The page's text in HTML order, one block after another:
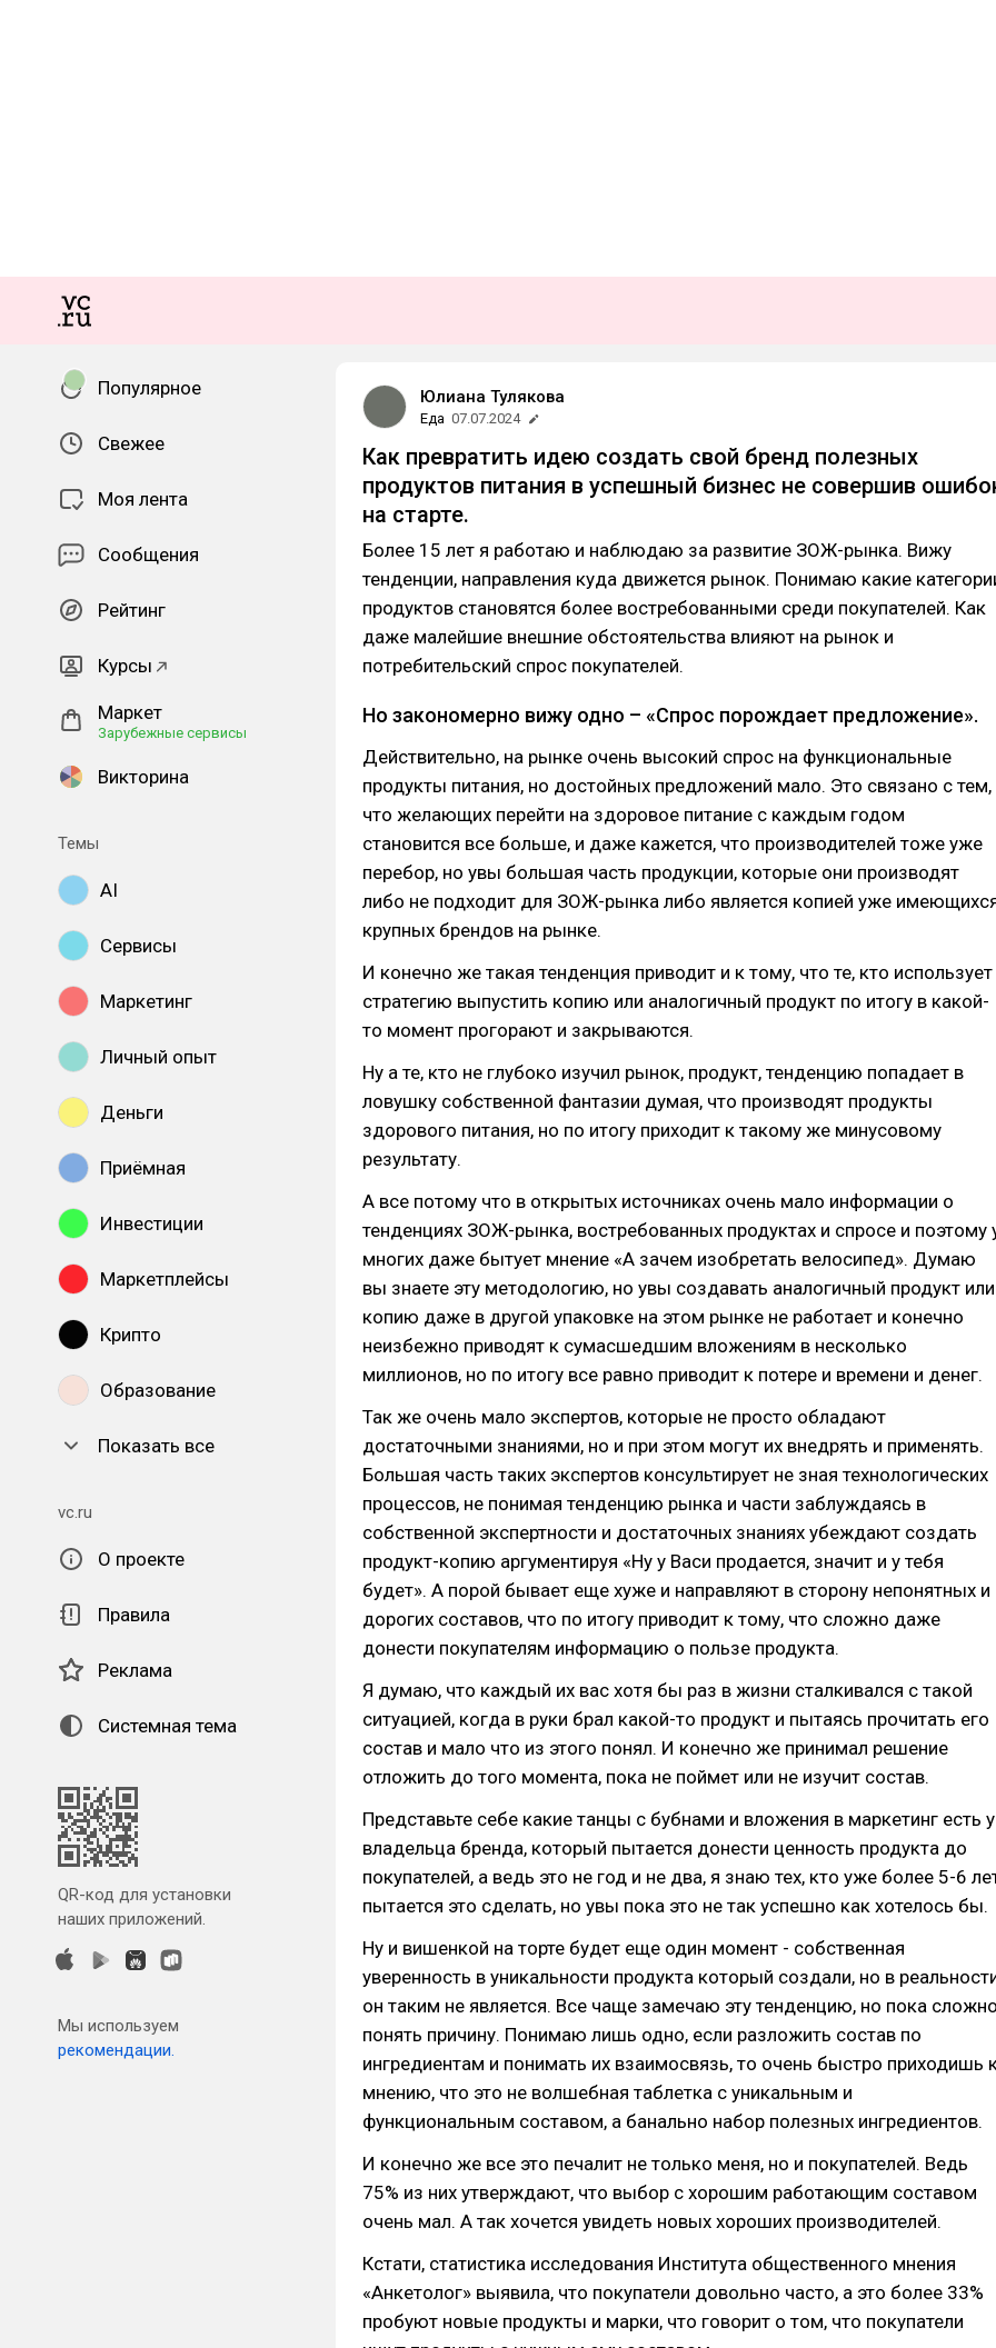
Популярное
Свежее
Моя лента
Сообщения
Рейтинг
Курсы
Маркет
Зарубежные сервисы
Викторина
Темы
AI
Сервисы
Маркетинг
Личный опыт
Деньги
Приёмная
Инвестиции
Маркетплейсы
Крипто
Образование
Показать все
vc.ru
О проекте
Правила
Реклама
Системная тема
QR-код для установки
наших приложений.
Мы используем
рекомендации.
Юлиана Тулякова
Еда 07.07.2024
Как превратить идею создать свой бренд полезных
продуктов питания в успешный бизнес не совершив
на старте.
Более 15 лет я работаю и наблюдаю за развитие ЗОЖ-рынка. Вижу
тенденции, направления куда движется рынок. Понимаю какие
продуктов становятся более востребованными среди покупателей. Как
даже малейшие внешние обстоятельства влияют на рынок и
потребительский спрос покупателей.
Но закономерно вижу одно – «Спрос порождает предложение».
Действительно, на рынке очень высокий спрос на функциональные
продукты питания, но достойных предложений мало. Это связано с тем,
что желающих перейти на здоровое питание с каждым годом
становится все больше, и даже кажется, что производителей тоже уже
перебор, но увы большая часть продукции, которые они производят
либо не подходит для ЗОЖ-рынка либо является копией уже
крупных брендов на рынке.
И конечно же такая тенденция приводит и к тому, что те, кто использует
стратегию выпустить копию или аналогичный продукт по итогу в какой-
то момент прогорают и закрываются.
Ну а те, кто не глубоко изучил рынок, продукт, тенденцию попадает в
ловушку собственной фантазии думая, что производят продукты
здорового питания, но по итогу приходит к такому же минусовому
результату.
А все потому что в открытых источниках очень мало информации о
тенденциях ЗОЖ-рынка, востребованных продуктах и спросе и поэтому
многих даже бытует мнение «А зачем изобретать велосипед». Думаю
вы знаете эту методологию, но увы создавать аналогичный продукт или
копию даже в другой упаковке на этом рынке не работает и конечно
неизбежно приводят к сумасшедшим вложениям в несколько
миллионов, но по итогу все равно приводит к потере и времени и денег.
Так же очень мало экспертов, которые не просто обладают
достаточными знаниями, но и при этом могут их внедрять и применять.
Большая часть таких экспертов консультирует не зная технологических
процессов, не понимая тенденцию рынка и части заблуждаясь в
собственной экспертности и достаточных знаниях убеждают создать
продукт-копию аргументируя «Ну у Васи продается, значит и у тебя
будет». А порой бывает еще хуже и направляют в сторону непонятных и
дорогих составов, что по итогу приводит к тому, что сложно даже
донести покупателям информацию о пользе продукта.
Я думаю, что каждый их вас хотя бы раз в жизни сталкивался с такой
ситуацией, когда в руки брал какой-то продукт и пытаясь прочитать его
состав и мало что из этого понял. И конечно же принимал решение
отложить до того момента, пока не поймет или не изучит состав.
Представьте себе какие танцы с бубнами и вложения в маркетинг есть у
владельца бренда, который пытается донести ценность продукта до
покупателей, а ведь это не год и не два, я знаю тех, кто уже более 5-6
пытается это сделать, но увы пока это не так успешно как хотелось бы.
Ну и вишенкой на торте будет еще один момент - собственная
уверенность в уникальности продукта который создали, но в
он таким не является. Все чаще замечаю эту тенденцию, но пока
понять причину. Понимаю лишь одно, если разложить состав по
ингредиентам и понимать их взаимосвязь, то очень быстро приходишь
мнению, что это не волшебная таблетка с уникальным и
функциональным составом, а банально набор полезных ингредиентов.
И конечно же все это печалит не только меня, но и покупателей. Ведь
75% из них утверждают, что выбор с хорошим работающим составом
очень мал. А так хочется увидеть новых хороших производителей.
Кстати, статистика исследования Института общественного мнения
«Анкетолог» выявила, что покупатели довольно часто, а это более 33%
пробуют новые продукты и марки, что говорит о том, что покупатели